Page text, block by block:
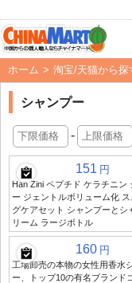
ホーム > 淘宝/天猫から探
シャンプー
-
151 円
Han Zini ペプチド ケラチニン
ー ジェントルボリューム化 ス
グケアセット シャンプーとシ
リーム ラージボトル
160 円
工場卸売の本物の女性用香水
ー、トップ10の有名ブランド